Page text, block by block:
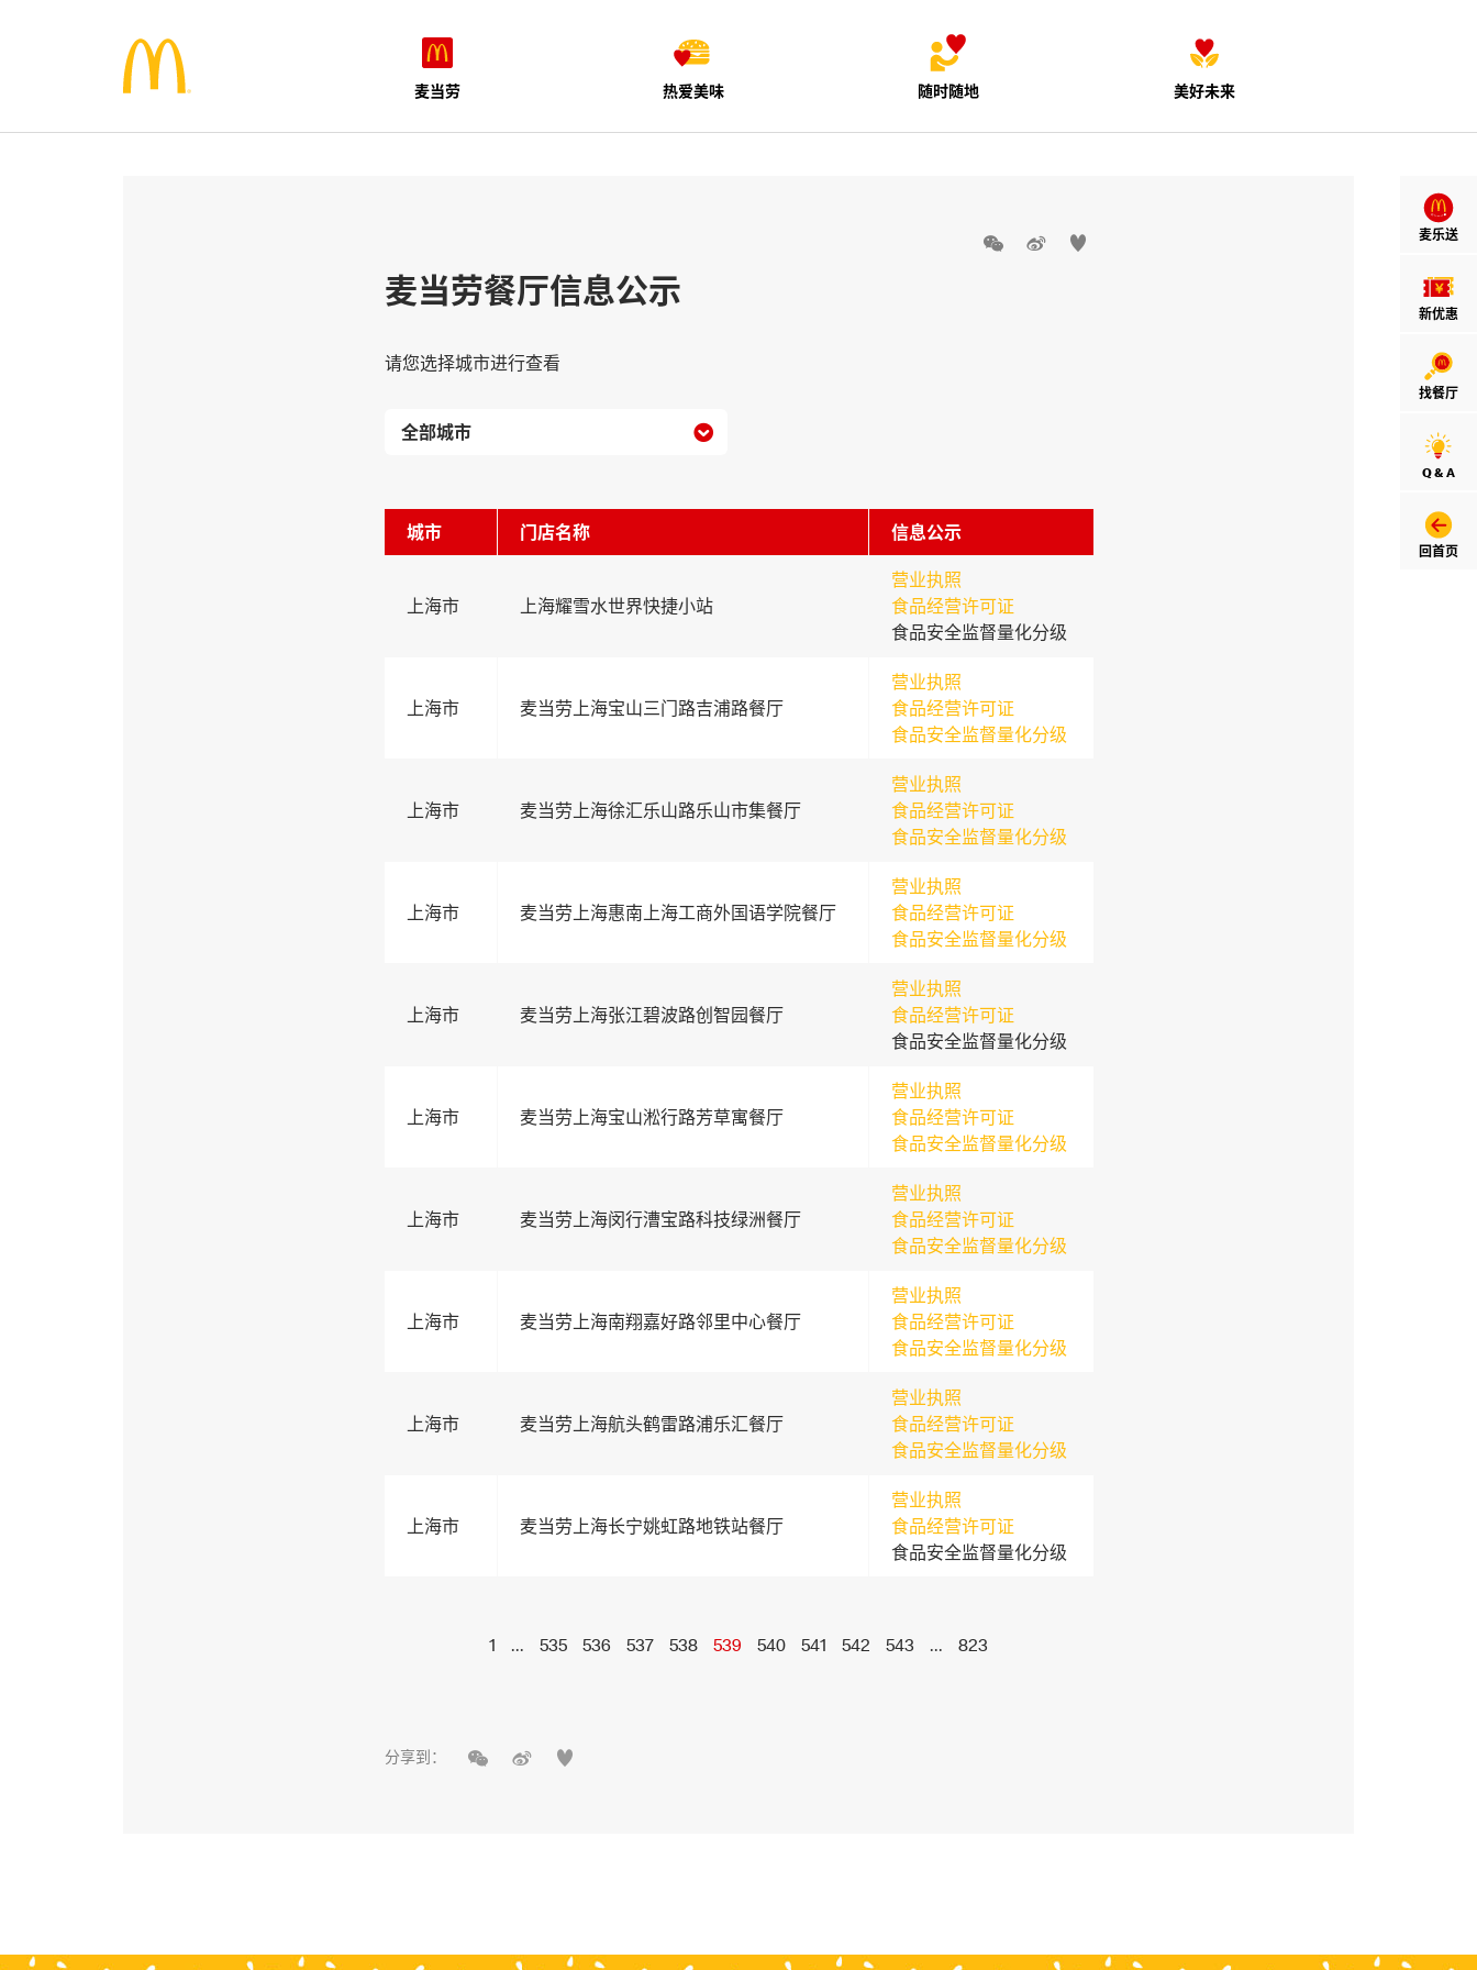
麦当劳 热爱美味 随时随地 美好未来
麦乐送
新优惠
找餐厅
Q & A
回首页
  
麦当劳餐厅信息公示
请您选择城市进行查看

城市 门店名称 信息公示
上海市 上海耀雪水世界快捷小站
营业执照
食品经营许可证
食品安全监督量化分级
上海市 麦当劳上海宝山三门路吉浦路餐厅
营业执照
食品经营许可证
食品安全监督量化分级
上海市 麦当劳上海徐汇乐山路乐山市集餐厅
营业执照
食品经营许可证
食品安全监督量化分级
上海市 麦当劳上海惠南上海工商外国语学院餐厅
营业执照
食品经营许可证
食品安全监督量化分级
上海市 麦当劳上海张江碧波路创智园餐厅
营业执照
食品经营许可证
食品安全监督量化分级
上海市 麦当劳上海宝山淞行路芳草寓餐厅
营业执照
食品经营许可证
食品安全监督量化分级
上海市 麦当劳上海闵行漕宝路科技绿洲餐厅
营业执照
食品经营许可证
食品安全监督量化分级
上海市 麦当劳上海南翔嘉好路邻里中心餐厅
营业执照
食品经营许可证
食品安全监督量化分级
上海市 麦当劳上海航头鹤雷路浦乐汇餐厅
营业执照
食品经营许可证
食品安全监督量化分级
上海市 麦当劳上海长宁姚虹路地铁站餐厅
营业执照
食品经营许可证
食品安全监督量化分级
1 ... 535 536 537 538 539 540 541 542 543 ... 823
分享到：   